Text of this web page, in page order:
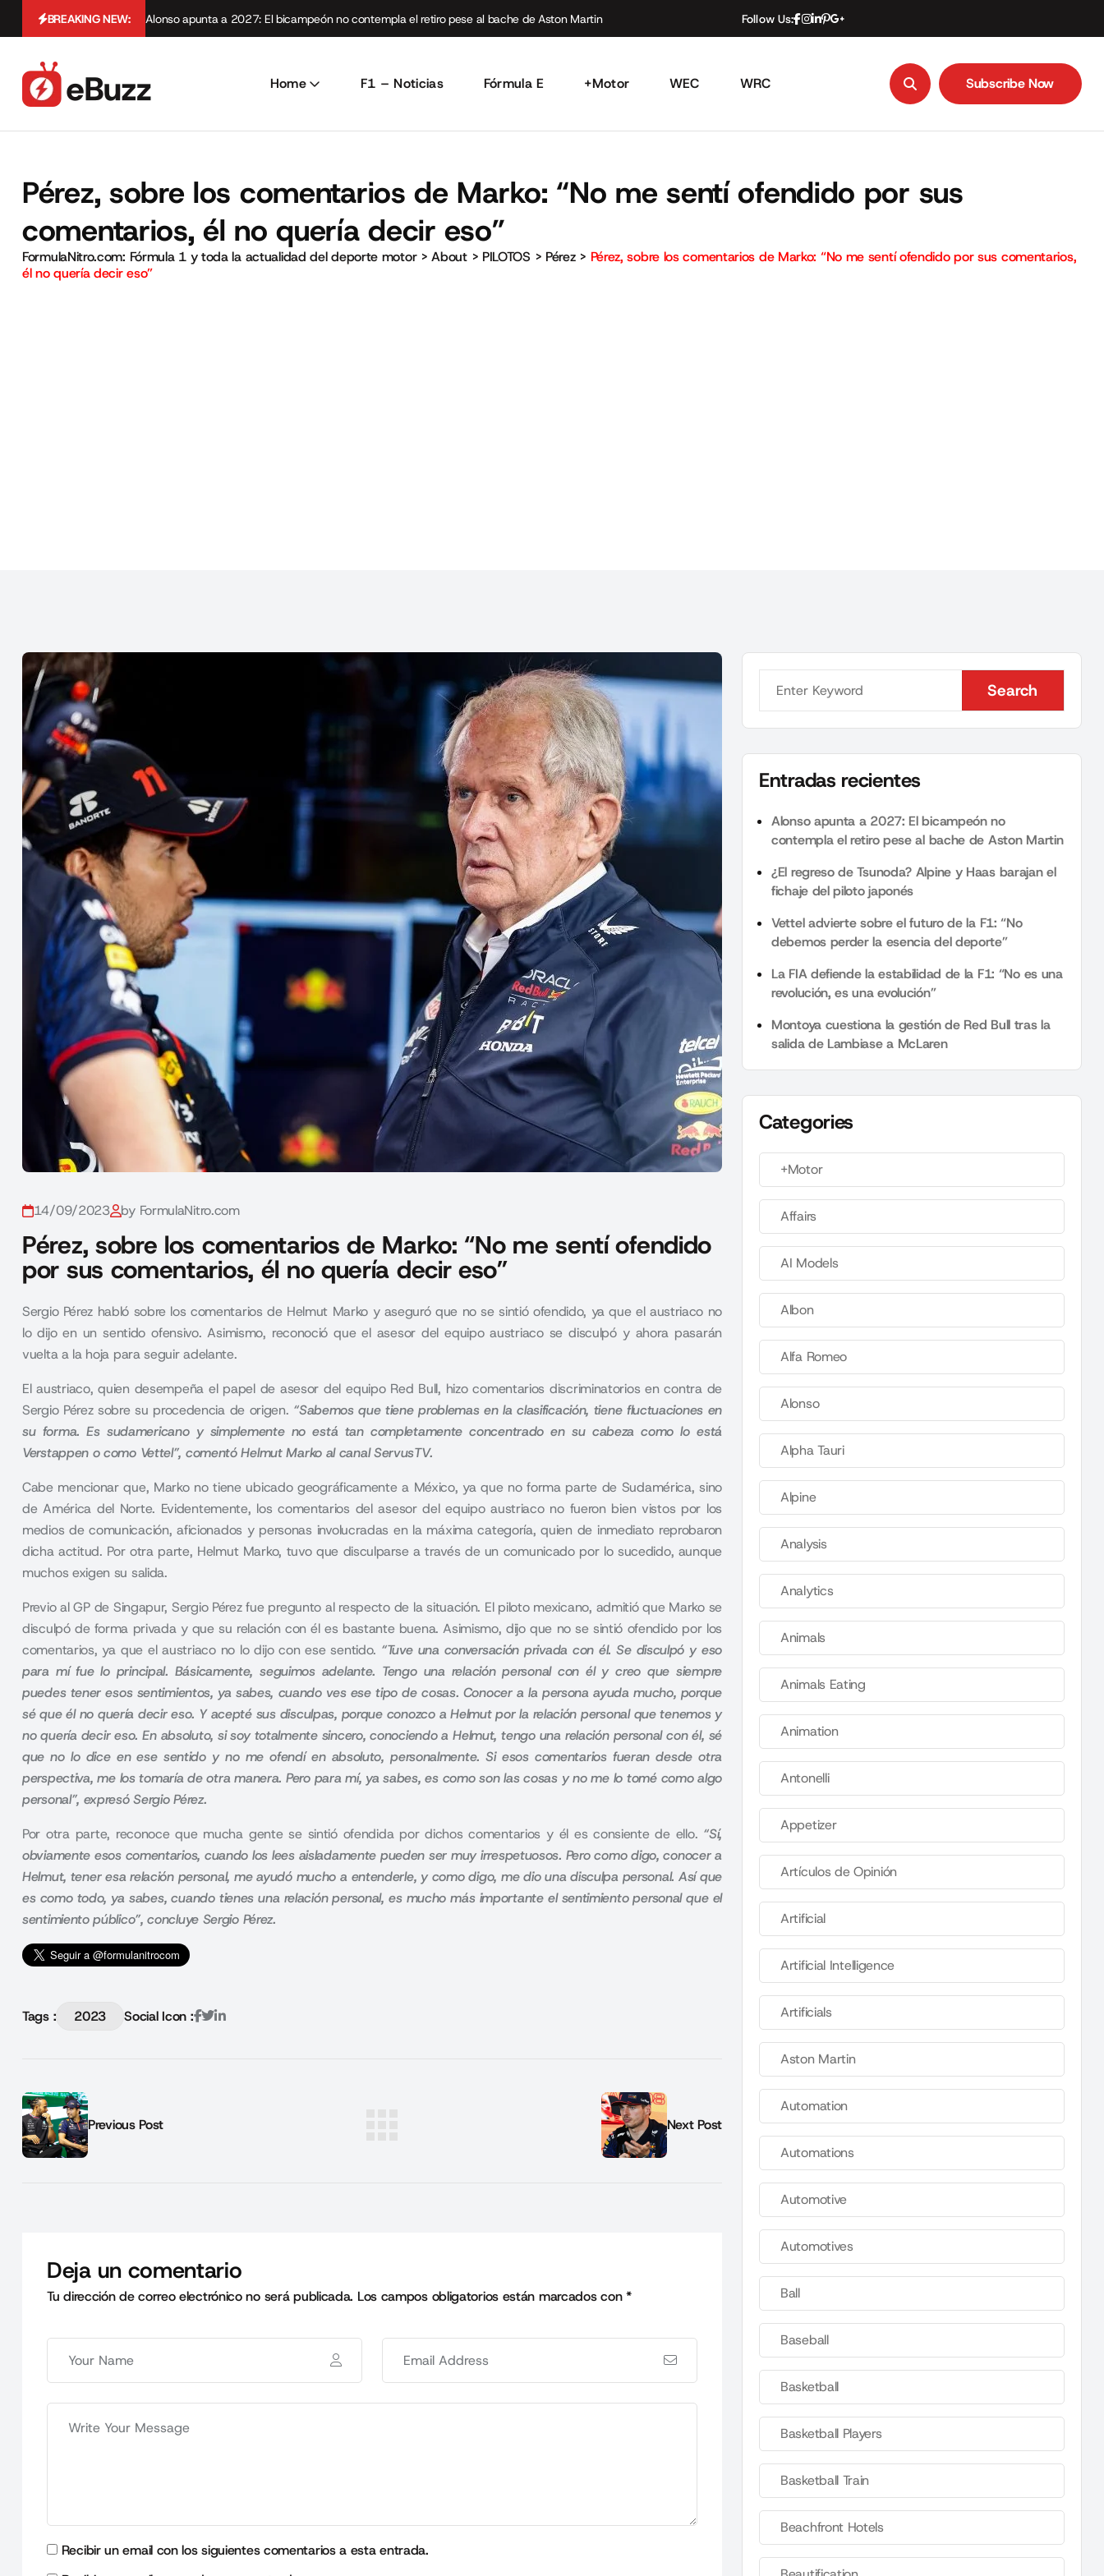
BREAKING NEW: Alonso apunta a 2027: El bicampeón no contempla el retiro pese al bache de Aston Martin Follow Us:
Home F1 – Noticias Fórmula E +Motor WEC WRC Subscribe Now
Pérez, sobre los comentarios de Marko: “No me sentí ofendido por sus
comentarios, él no quería decir eso”
FormulaNitro.com: Fórmula 1 y toda la actualidad del deporte motor>About> PILOTOS > Pérez> Pérez, sobre los comentarios de Marko: “No me sentí ofendido por sus comentarios,
él no quería decir eso”
14/09/2023 by FormulaNitro.com
Pérez, sobre los comentarios de Marko: “No me sentí ofendido
por sus comentarios, él no quería decir eso”
Sergio Pérez habló sobre los comentarios de Helmut Marko y aseguró que no se sintió ofendido, ya que el austriaco no
lo dijo en un sentido ofensivo. Asimismo, reconoció que el asesor del equipo austriaco se disculpó y ahora pasarán
vuelta a la hoja para seguir adelante.
El austriaco, quien desempeña el papel de asesor del equipo Red Bull, hizo comentarios discriminatorios en contra de
Sergio Pérez sobre su procedencia de origen. “Sabemos que tiene problemas en la clasificación, tiene fluctuaciones en
su forma. Es sudamericano y simplemente no está tan completamente concentrado en su cabeza como lo está
Verstappen o como Vettel”, comentó Helmut Marko al canal ServusTV.
Cabe mencionar que, Marko no tiene ubicado geográficamente a México, ya que no forma parte de Sudamérica, sino
de América del Norte. Evidentemente, los comentarios del asesor del equipo austriaco no fueron bien vistos por los
medios de comunicación, aficionados y personas involucradas en la máxima categoría, quien de inmediato reprobaron
dicha actitud. Por otra parte, Helmut Marko, tuvo que disculparse a través de un comunicado por lo sucedido, aunque
muchos exigen su salida.
Previo al GP de Singapur, Sergio Pérez fue pregunto al respecto de la situación. El piloto mexicano, admitió que Marko se
disculpó de forma privada y que su relación con él es bastante buena. Asimismo, dijo que no se sintió ofendido por los
comentarios, ya que el austriaco no lo dijo con ese sentido. “Tuve una conversación privada con él. Se disculpó y eso
para mí fue lo principal. Básicamente, seguimos adelante. Tengo una relación personal con él y creo que siempre
puedes tener esos sentimientos, ya sabes, cuando ves ese tipo de cosas. Conocer a la persona ayuda mucho, porque
sé que él no quería decir eso. Y acepté sus disculpas, porque conozco a Helmut por la relación personal que tenemos y
no quería decir eso. En absoluto, si soy totalmente sincero, conociendo a Helmut, tengo una relación personal con él, sé
que no lo dice en ese sentido y no me ofendí en absoluto, personalmente. Si esos comentarios fueran desde otra
perspectiva, me los tomaría de otra manera. Pero para mí, ya sabes, es como son las cosas y no me lo tomé como algo
personal”, expresó Sergio Pérez.
Por otra parte, reconoce que mucha gente se sintió ofendida por dichos comentarios y él es consiente de ello. “Sí,
obviamente esos comentarios, cuando los lees aisladamente pueden ser muy irrespetuosos. Pero como digo, conocer a
Helmut, tener esa relación personal, me ayudó mucho a entenderle, y como digo, me dio una disculpa personal. Así que
es como todo, ya sabes, cuando tienes una relación personal, es mucho más importante el sentimiento personal que el
sentimiento público”, concluye Sergio Pérez.
Tags : 2023 Social Icon :
Previous Post Next Post
Deja un comentario
Tu dirección de correo electrónico no será publicada. Los campos obligatorios están marcados con*
Recibir un email con los siguientes comentarios a esta entrada.
Search
Search
Entradas recientes
Alonso apunta a 2027: El bicampeón no
contempla el retiro pese al bache de Aston Martin
¿El regreso de Tsunoda? Alpine y Haas barajan el
fichaje del piloto japonés
Vettel advierte sobre el futuro de la F1: “No
debemos perder la esencia del deporte”
La FIA defiende la estabilidad de la F1: “No es una
revolución, es una evolución”
Montoya cuestiona la gestión de Red Bull tras la
salida de Lambiase a McLaren
Categories
+Motor
Affairs
AI Models
Albon
Alfa Romeo
Alonso
Alpha Tauri
Alpine
Analysis
Analytics
Animals
Animals Eating
Animation
Antonelli
Appetizer
Artículos de Opinión
Artificial
Artificial Intelligence
Artificials
Aston Martin
Automation
Automations
Automotive
Automotives
Ball
Baseball
Basketball
Basketball Players
Basketball Train
Beachfront Hotels